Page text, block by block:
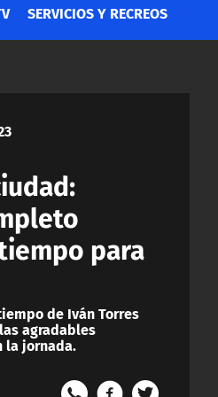
SERVICIOS Y RECREOS
para
de Iván Torres
agradables
la jornada.